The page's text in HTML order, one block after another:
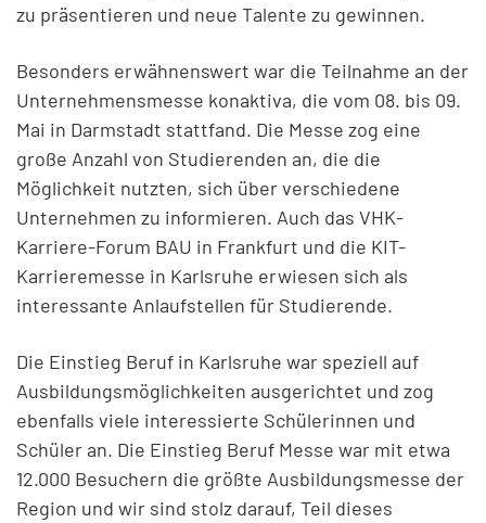
zu präsentieren und neue Talente zu gewinnen.
Besonders erwähnenswert war die Teilnahme an der
Unternehmensmesse konaktiva, die vom 08. bis 09.
Mai in Darmstadt stattfand. Die Messe zog eine
große Anzahl von Studierenden an, die die
Möglichkeit nutzten, sich über verschiedene
Unternehmen zu informieren. Auch das VHK-
Karriere-Forum BAU in Frankfurt und die KIT-
Karrieremesse in Karlsruhe erwiesen sich als
interessante Anlaufstellen für Studierende.
Die Einstieg Beruf in Karlsruhe war speziell auf
Ausbildungsmöglichkeiten ausgerichtet und zog
ebenfalls viele interessierte Schülerinnen und
Schüler an. Die Einstieg Beruf Messe war mit etwa
12.000 Besuchern die größte Ausbildungsmesse der
Region und wir sind stolz darauf, Teil dieses